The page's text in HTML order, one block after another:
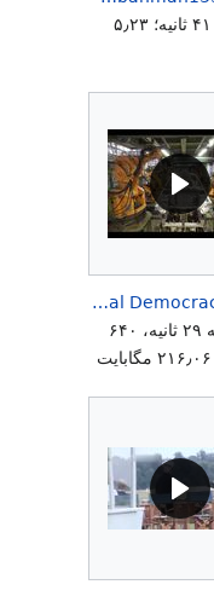
۹ دقیقه ۴۱ ثانیه؛ ۵٫۲۳
Social Democracy.mp4
۱۶ دقیقه ۲۹ ثانیه، ۶۴۰